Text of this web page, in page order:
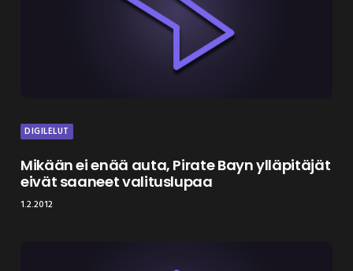
DIGILELUT
Mikään ei enää auta, Pirate Bayn ylläpitäjät
eivät saaneet valituslupaa
1.2.2012